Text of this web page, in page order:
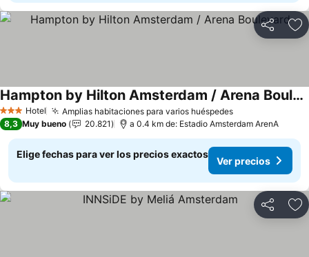
Compartir
3 Estrellas
Hotel Amplias habitaciones para varios huéspedes
Hampton by Hilton Amsterdam / Arena Boulevard
8,3 Muy bueno 20.821 a 0.4 km de: Estadio Amsterdam ArenA
Elige fechas para ver los precios exactos
Ver precios
Compartir